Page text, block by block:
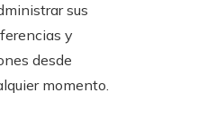
sus
y
desde
momento.